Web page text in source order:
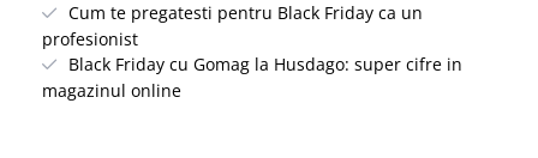
Cum te pregatesti pentru Black Friday ca un
profesionist
Black Friday cu Gomag la Husdago: super cifre in
magazinul online